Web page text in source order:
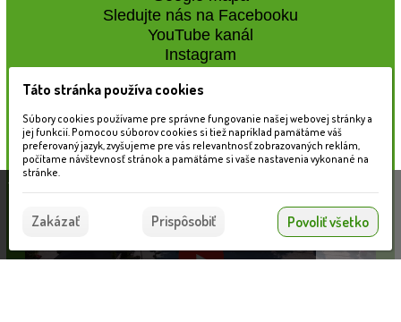
Sledujte nás na Facebooku
YouTube kanál
Instagram
Naše záhradné centrum
Táto stránka používa súbory cookies, ktoré nám
pomáhajú poskytovať služby. Používaním našich
služieb vyjadrujete súhlas s používaním súborov
Súhlasím
Táto stránka používa cookies
Súbory cookies používame pre správne fungovanie našej webovej stránky a
jej funkcií. Pomocou súborov cookies si tiež napríklad pamätáme váš
preferovaný jazyk, zvyšujeme pre vás relevantnosť zobrazovaných reklám,
počítame návštevnosť stránok a pamätáme si vaše nastavenia vykonané na
stránke.
Zakázať Prispôsobiť Povoliť všetko